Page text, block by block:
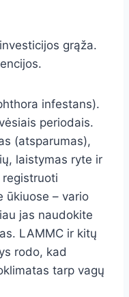
grąža.
infestans).
periodais.
(atsparumas),
laistymas ryte ir
registruoti
ūkiuose – vario
jas naudokite
LAMMC ir kitų
rodo, kad
tarp vagų